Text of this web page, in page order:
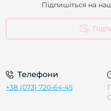
Підпишіться на
Телефони
+38 (073) 720-64-45